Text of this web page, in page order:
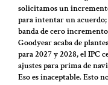
solicitamos un
para intentar un acuerdo;
banda de cero
Goodyear acaba de
para 2027 y 2028, el IPC
ajustes para prima de
Eso es inaceptable. Esto